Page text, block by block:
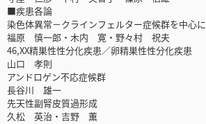
■疾患各論
染色体異常－クラインフェルター症候群を中心に
福原 慎一郎・木内 寛・野々村 祝夫
46,XX精巣性性分化疾患／卵精巣性性分化疾患
山口 孝則
アンドロゲン不応症候群
長谷川 雄一
先天性副腎皮質過形成
久松 英治・吉野 薫